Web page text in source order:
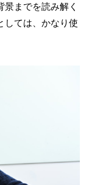
までを読み解く
しては、かなり使